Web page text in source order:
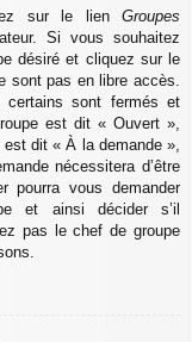
sur le lien Groupes
Si vous souhaitez
désiré et cliquez sur le
sont pas en libre accès.
certains sont fermés et
est dit « Ouvert »,
dit « À la demande »,
nécessitera d’être
pourra vous demander
et ainsi décider s’il
pas le chef de groupe